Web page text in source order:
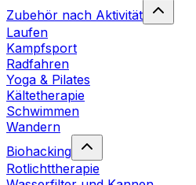
Zubehör nach Aktivität
Laufen
Kampfsport
Radfahren
Yoga & Pilates
Kältetherapie
Schwimmen
Wandern
Biohacking
Rotlichttherapie